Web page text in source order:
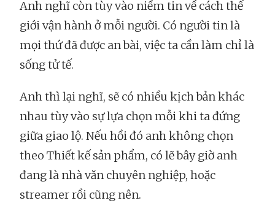
Anh nghĩ còn tùy vào niềm tin về cách thế
giới vận hành ở mỗi người. Có người tin là
mọi thứ đã được an bài, việc ta cần làm chỉ là
sống tử tế.
Anh thì lại nghĩ, sẽ có nhiều kịch bản khác
nhau tùy vào sự lựa chọn mỗi khi ta đứng
giữa giao lộ. Nếu hồi đó anh không chọn
theo Thiết kế sản phẩm, có lẽ bây giờ anh
đang là nhà văn chuyên nghiệp, hoặc
streamer rồi cũng nên.